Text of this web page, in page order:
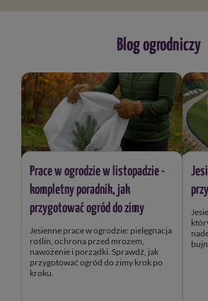
Blog ogrodniczy
Prace w ogrodzie w listopadzie -
kompletny poradnik, jak
przygotować ogród do zimy
Jesienne prace w ogrodzie: pielęgnacja
roślin, ochrona przed mrozem,
nawożenie i porządki. Sprawdź, jak
przygotować ogród do zimy krok po
kroku.
który